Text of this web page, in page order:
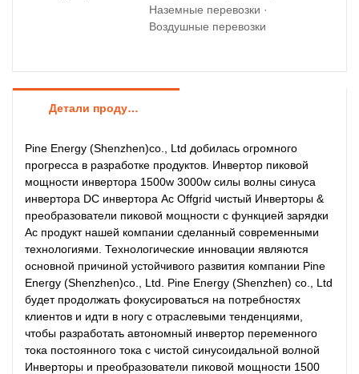
Наземные перевозки ·
Воздушные перевозки
Детали продуктов
Pine Energy (Shenzhen)co., Ltd добилась огромного
прогресса в разработке продуктов. Инвертор пиковой
мощности инвертора 1500w 3000w силы волны синуса
инвертора DC инвертора Ac Offgrid чистый Инверторы &
преобразователи пиковой мощности с функцией зарядки
Ac продукт нашей компании сделанный современными
технологиями. Технологические инновации являются
основной причиной устойчивого развития компании Pine
Energy (Shenzhen)co., Ltd. Pine Energy (Shenzhen) co., Ltd
будет продолжать фокусироваться на потребностях
клиентов и идти в ногу с отраслевыми тенденциями,
чтобы разработать автономный инвертор переменного
тока постоянного тока с чистой синусоидальной волной
Инверторы и преобразователи пиковой мощности 1500